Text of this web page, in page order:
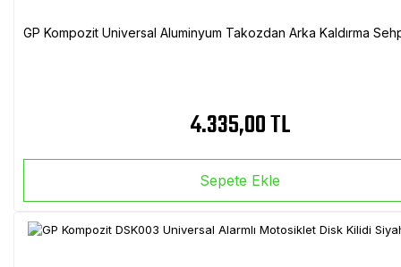
GP Kompozit Universal Aluminyum Takozdan Arka Kaldırma
4.335,00 TL
Sepete Ekle